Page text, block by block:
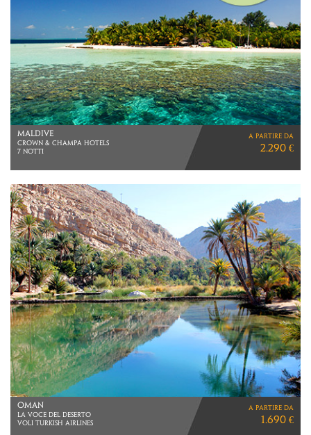
MAURITIUS
7 NOTTI
MEZZA PENSIONE
a partire da
1.790 €
MALESIA
2 NOTTI KUALA LUMPUR
5 NOTTI REDANG
a partire da
2.570 €